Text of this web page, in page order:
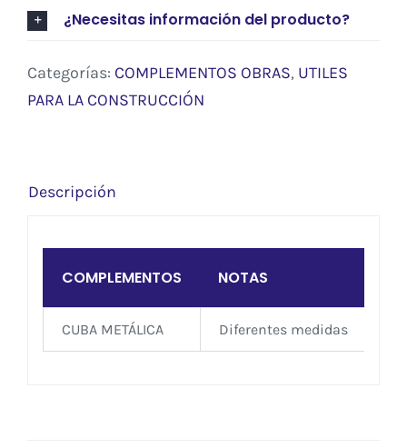
¿Necesitas información del producto?
Categorías: COMPLEMENTOS OBRAS, UTILES
PARA LA CONSTRUCCIÓN
Descripción
COMPLEMENTOS NOTAS
CUBA METÁLICA Diferentes medidas